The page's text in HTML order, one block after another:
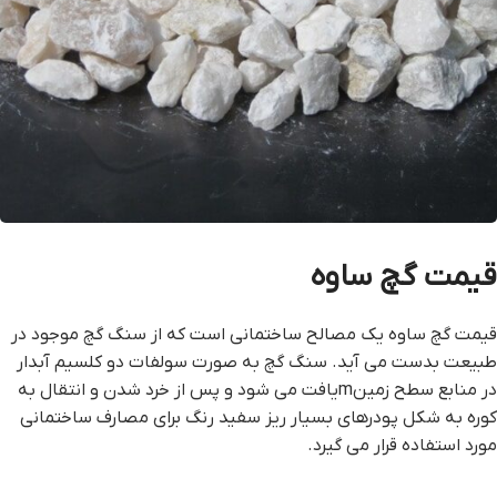
قيمت گچ ساوه
قيمت گچ ساوه یک مصالح ساختمانی است که از سنگ گچ موجود در
طبیعت بدست می آید. سنگ گچ به صورت سولفات دو کلسیم آبدار
در منابع سطح زمینmیافت می شود و پس از خرد شدن و انتقال به
کوره به شکل پودرهای بسیار ریز سفید رنگ برای مصارف ساختمانی
مورد استفاده قرار می گیرد.